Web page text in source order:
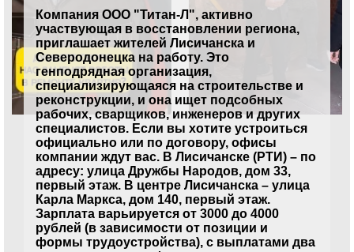
Компания ООО "Титан-Л", активно
участвующая в восстановлении региона,
приглашает жителей Лисичанска и
Северодонецка на работу. Это
генподрядная организация,
специализирующаяся на строительстве и
реконструкции, и она ищет подсобных
рабочих, сварщиков, инженеров и других
специалистов. Если вы хотите устроиться
официально или по договору, офисы
компании ждут вас. В Лисичанске (РТИ) – по
адресу: улица Дружбы Народов, дом 33,
первый этаж. В центре Лисичанска – улица
Карла Маркса, дом 140, первый этаж.
Зарплата варьируется от 3000 до 4000
рублей (в зависимости от позиции и
формы трудоустройства), с выплатами два